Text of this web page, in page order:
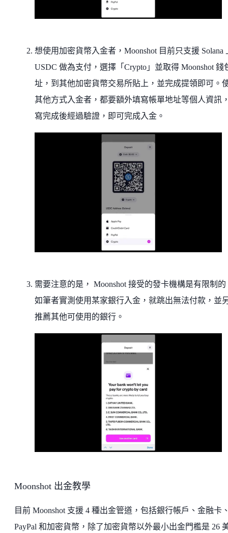
想使用加密貨幣入金者，Moonshot 目前只支援 Solana
USDC 做為支付，選擇「Crypto」並取得 Moonshot 錢
址，到其他加密貨幣交易所貼上，並完成提領即可。
其他方式入金者，都要額外填寫帳單地址等個人資訊
寫完成後經過驗證，即可完成入金。
需要注意的是， Moonshot 接受的發卡機構是有限制的
如筆者實測使用某家銀行入金，就跳出無法付款，並
推薦其他可使用的銀行。
Moonshot 出金教學
目前 Moonshot 支援 4 種出金管道，包括銀行帳戶、金融卡
PayPal 和加密貨幣，除了加密貨幣以外最小出金門檻是 26